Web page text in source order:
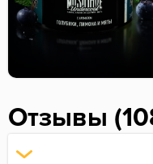
Отзывы